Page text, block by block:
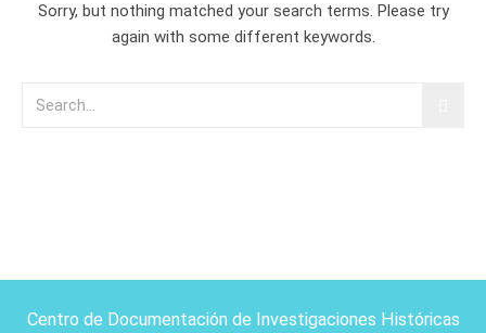
Sorry, but nothing matched your search terms. Please try
again with some different keywords.
Centro de Documentación de Investigaciones Históricas